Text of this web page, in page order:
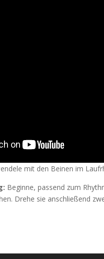
mit den Beinen im
Beginne, passend zum
Drehe sie anschließend